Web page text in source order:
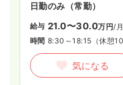
日勤のみ（常勤）
給与 21.0〜30.0万円/月
時間 8:30～18:15 （休憩
気になる